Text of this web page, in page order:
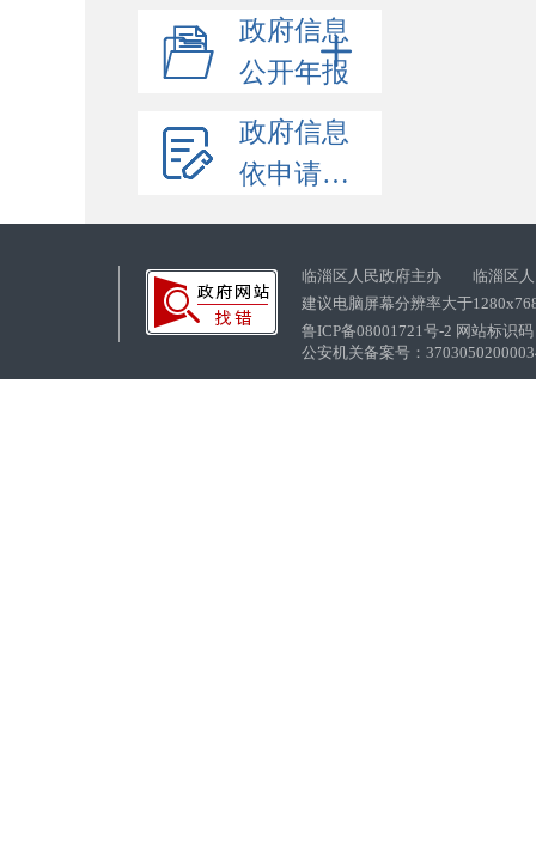
政府信息
公开年报
政府信息
依申请公开
临淄区人民政府主办 临淄区人
建议电脑屏幕分辨率大于
鲁ICP备08001721号-2 网站标识
公安机关备案号：